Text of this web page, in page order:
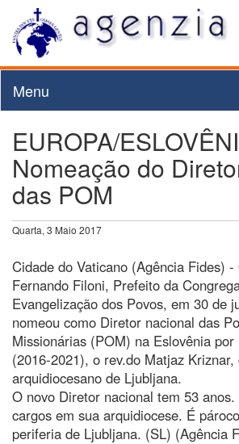
Menu
EUROPA/
Nomeação do
das POM
Quarta, 3 Maio 2017
Cidade do Vaticano (Agência Fides) -
Fernando Filoni, Prefeito da
Evangelização dos Povos, em 30 de
nomeou como Diretor nacional das
Missionárias (POM) na Eslovênia
(2016-2021), o rev.do Matjaz Kriznar,
arquidiocesano de Ljubljana.
O novo Diretor nacional tem 53
cargos em sua arquidiocese. É
periferia de Ljubljana. (SL) (Agência